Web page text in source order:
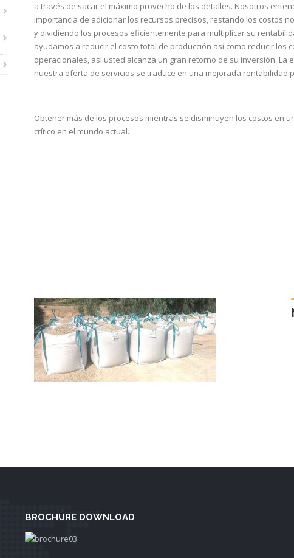
a través de sacar el máximo provecho de los detalles. Nosotros
importancia de adicionar los recursos precisos, restando los costos
y dividiendo los procesos eficientemente para multiplicar su
ayudamos a reducir el costo total de producción así como reducir los
operacionales, así usted alcanza un gran retorno de su inversión. La
nuestra oferta de servicios se traduce en una mejorada rentabilidad
Obtener más de los procesos mientras se disminuyen los costos en
crítico en el mundo actual.
BROCHURE DOWNLOAD